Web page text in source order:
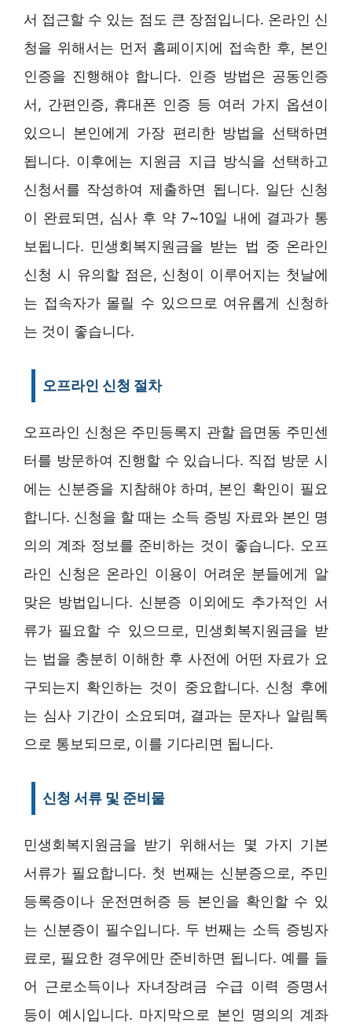
서 접근할 수 있는 점도 큰 장점입니다. 온라인 신
청을 위해서는 먼저 홈페이지에 접속한 후, 본인
인증을 진행해야 합니다. 인증 방법은 공동인증
서, 간편인증, 휴대폰 인증 등 여러 가지 옵션이
있으니 본인에게 가장 편리한 방법을 선택하면
됩니다. 이후에는 지원금 지급 방식을 선택하고
신청서를 작성하여 제출하면 됩니다. 일단 신청
이 완료되면, 심사 후 약 7~10일 내에 결과가 통
보됩니다. 민생회복지원금을 받는 법 중 온라인
신청 시 유의할 점은, 신청이 이루어지는 첫날에
는 접속자가 몰릴 수 있으므로 여유롭게 신청하
는 것이 좋습니다.
오프라인 신청 절차
오프라인 신청은 주민등록지 관할 읍면동 주민센
터를 방문하여 진행할 수 있습니다. 직접 방문 시
에는 신분증을 지참해야 하며, 본인 확인이 필요
합니다. 신청을 할 때는 소득 증빙 자료와 본인 명
의의 계좌 정보를 준비하는 것이 좋습니다. 오프
라인 신청은 온라인 이용이 어려운 분들에게 알
맞은 방법입니다. 신분증 이외에도 추가적인 서
류가 필요할 수 있으므로, 민생회복지원금을 받
는 법을 충분히 이해한 후 사전에 어떤 자료가 요
구되는지 확인하는 것이 중요합니다. 신청 후에
는 심사 기간이 소요되며, 결과는 문자나 알림톡
으로 통보되므로, 이를 기다리면 됩니다.
신청 서류 및 준비물
민생회복지원금을 받기 위해서는 몇 가지 기본
서류가 필요합니다. 첫 번째는 신분증으로, 주민
등록증이나 운전면허증 등 본인을 확인할 수 있
는 신분증이 필수입니다. 두 번째는 소득 증빙자
료로, 필요한 경우에만 준비하면 됩니다. 예를 들
어 근로소득이나 자녀장려금 수급 이력 증명서
등이 예시입니다. 마지막으로 본인 명의의 계좌